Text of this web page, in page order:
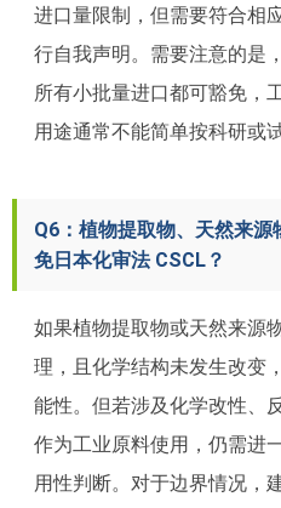
进口量限制，但需要符合相
行自我声明。需要注意的是
所有小批量进口都可豁免，
用途通常不能简单按科研或
Q6：植物提取物、天然来
免日本化审法 CSCL？
如果植物提取物或天然来源
理，且化学结构未发生改变
能性。但若涉及化学改性、
作为工业原料使用，仍需进
用性判断。对于边界情况，